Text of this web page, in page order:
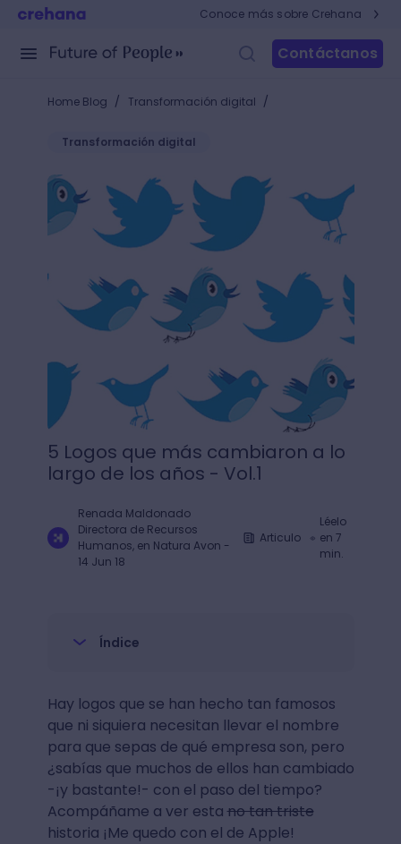
Conoce más sobre Crehana
Contáctanos
Home Blog / Transformación digital /
Transformación digital
5 Logos que más cambiaron a lo largo de los años
5 Logos que más cambiaron a lo
largo de los años - Vol.1
Renada Maldonado
Directora de Recursos
Humanos, en Natura Avon -
14 Jun 18
Articulo
Léelo
en 7
min.
Índice
Hay logos que se han hecho tan famosos
que ni siquiera necesitan llevar el nombre
para que sepas de qué empresa son, pero
¿sabías que muchos de ellos han cambiado
-¡y bastante!- con el paso del tiempo?
Acompáñame a ver esta no tan triste
historia ¡Me quedo con el de Apple!